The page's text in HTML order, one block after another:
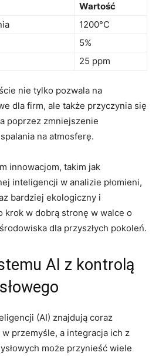
Wartość
1200°C
5%
25 ppm
nie tylko pozwala na
dla firm, ale także przyczynia się
poprzez zmniejszenie
na atmosferę.
innowacjom, takim jak
inteligencji w analizie płomieni,
bardziej ekologiczny ⁢i
krok w dobrą stronę ‌w​ walce o
dla ⁤przyszłych pokoleń.
AI z⁣ kontrolą
⁢(AI) znajdują coraz
przemyśle, a integracja ich ⁤z
może przynieść wiele